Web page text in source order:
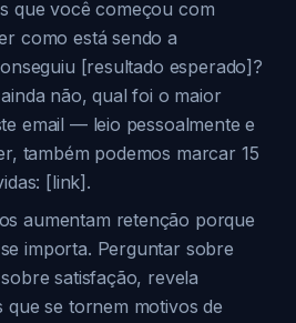
que você começou com
como está sendo a
[resultado esperado]?
não, qual foi o maior
email — leio pessoalmente e
também podemos marcar 15
[link].
aumentam retenção porque
importa. Perguntar sobre
satisfação, revela
que se tornem motivos de